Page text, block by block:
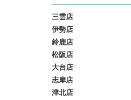
三雲店
伊勢店
鈴鹿店
松阪店
大台店
志摩店
津北店